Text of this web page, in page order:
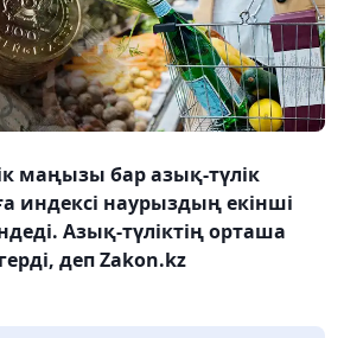
маңызы бар азық-түлік
индексі наурыздың екінші
Азық-түліктің орташа
деп Zakon.kz